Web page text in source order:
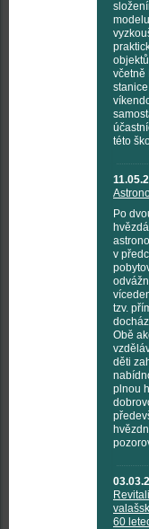
včetně
této
Po
v
tzv.
Obě
děti
plnou
60